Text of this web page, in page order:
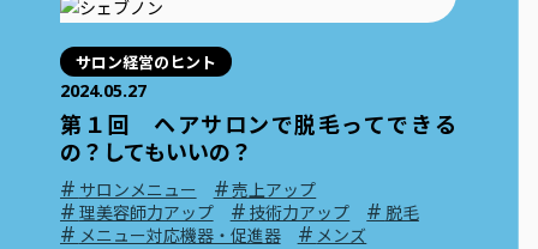
サロン経営のヒント
2024.05.27
第１回 ヘアサロンで脱毛ってできる
の？してもいいの？
# サロンメニュー #売上アップ
# 理美容師力アップ # 技術力アップ # 脱毛
# メニュー対応機器・促進器 # メンズ